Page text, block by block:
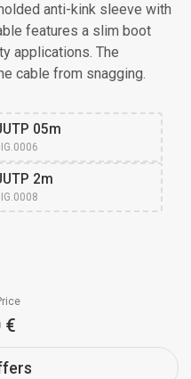
anti-kink sleeve with
features a slim boot
applications. The
cable from snagging.
05m
2m
€